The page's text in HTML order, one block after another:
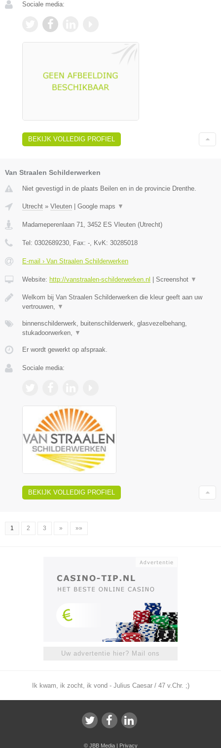
Sociale media:
BEKIJK VOLLEDIG PROFIEL
Van Straalen Schilderwerken
Niet gevestigd in de plaats Beilen en in de provincie Drenthe.
Utrecht » Vleuten Google maps ▼
Madameperenlaan 71 3452 ES Vleuten (Utrecht)
Tel: 0302689230 , Fax: - , KvK: 30285018
E-mail › Van Straalen Schilderwerken
Website: http://vanstraalen-schilderwerken.nl Screenshot ▼
Welkom bij Van Straalen Schilderwerken die kleur geeft aan uw
vertrouwen,
▼
binnenschilderwerk, buitenschilderwerk, glasvezelbehang,
stukadoorwerken,
▼
Er wordt gewerkt op afspraak.
Sociale media:
BEKIJK VOLLEDIG PROFIEL
1 2 3 » »»
Uw advertentie hier? Mail ons
Ik kwam, ik zocht, ik vond - Julius Caesar / 47 v.Chr. ;)
© JBB Media| Privacy